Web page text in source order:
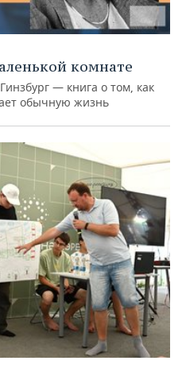
комнате
— книга о том, как
обычную жизнь